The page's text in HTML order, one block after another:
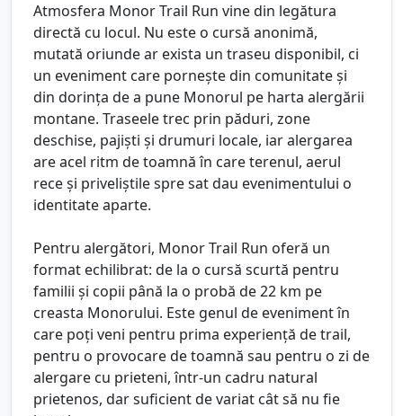
Atmosfera Monor Trail Run vine din legătura
directă cu locul. Nu este o cursă anonimă,
mutată oriunde ar exista un traseu disponibil, ci
un eveniment care pornește din comunitate și
din dorința de a pune Monorul pe harta alergării
montane. Traseele trec prin păduri, zone
deschise, pajiști și drumuri locale, iar alergarea
are acel ritm de toamnă în care terenul, aerul
rece și priveliștile spre sat dau evenimentului o
identitate aparte.
Pentru alergători, Monor Trail Run oferă un
format echilibrat: de la o cursă scurtă pentru
familii și copii până la o probă de 22 km pe
creasta Monorului. Este genul de eveniment în
care poți veni pentru prima experiență de trail,
pentru o provocare de toamnă sau pentru o zi de
alergare cu prieteni, într-un cadru natural
prietenos, dar suficient de variat cât să nu fie